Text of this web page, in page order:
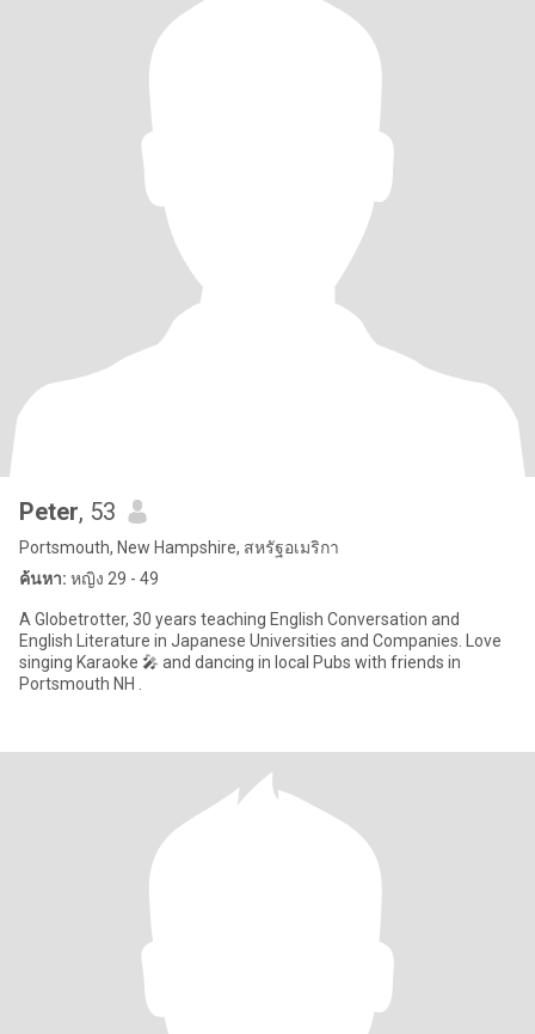
Peter, 53
Portsmouth, New Hampshire, สหรัฐอเมริกา
ค้นหา: หญิง 29 - 49
A Globetrotter, 30 years teaching English Conversation and
English Literature in Japanese Universities and Companies. Love
singing Karaoke 🎤 and dancing in local Pubs with friends in
Portsmouth NH .